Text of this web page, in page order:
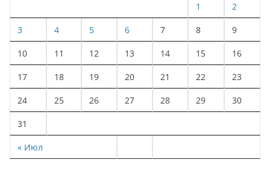
« Июл
1 2
3 4 5 6 7 8 9
10 11 12 13 14 15 16
17 18 19 20 21 22 23
24 25 26 27 28 29 30
31